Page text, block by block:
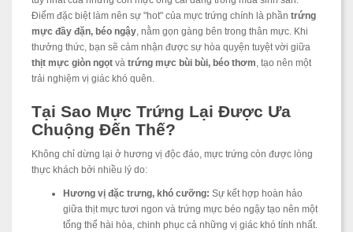
Điểm đặc biệt làm nên sự "hot" của mực trứng chính là phần trứng
mực đầy đặn, béo ngậy, nằm gọn gàng bên trong thân mực. Khi
thưởng thức, bạn sẽ cảm nhận được sự hòa quyện tuyệt vời giữa
thịt mực giòn ngọt và trứng mực bùi bùi, béo thơm, tạo nên một
trải nghiệm vị giác khó quên.
Tại Sao Mực Trứng Lại Được Ưa
Chuộng Đến Thế?
Không chỉ dừng lại ở hương vị độc đáo, mực trứng còn được lòng
thực khách bởi nhiều lý do:
Hương vị đặc trưng, khó cưỡng: Sự kết hợp hoàn hảo
giữa thịt mực tươi ngon và trứng mực béo ngậy tạo nên một
tổng thể hài hòa, chinh phục cả những vị giác khó tính nhất.